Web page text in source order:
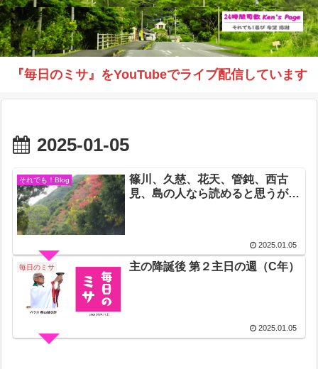
『毎日のミサ』をYouTubeでライブ配信しています
2025-01-05
それでも！Blog
篠川、久慈、花天、管鈍、西古
見、島の人なら読めると思うが…
2025.01.05
毎日のミサ 主の降誕後 第２主日の週（C年）
2025.01.05